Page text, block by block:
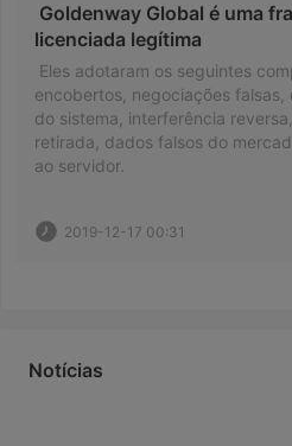
Goldenway Global é uma
Eles adotaram os seguintes
encobertos, negociações
do sistema, interferência
retirada, dados falsos do
2019-12-17 00:31
Notícias